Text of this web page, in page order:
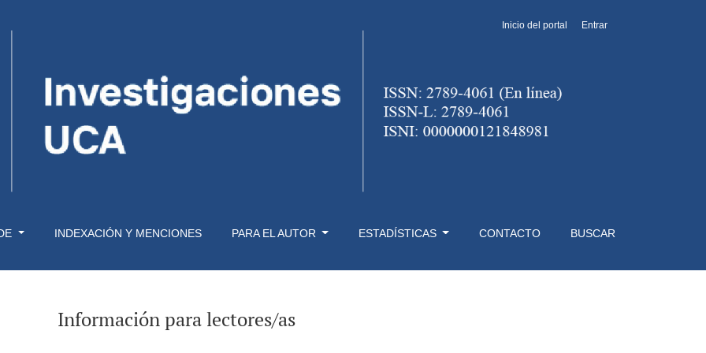
INDEXACIÓN Y MENCIONES PARA EL AUTOR ESTADÍSTICAS CONTACTO BUSCAR
Inicio del portal Entrar
Información para lectores/as